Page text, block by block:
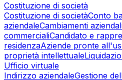
Costituzione di società
Costituzione di societàConto
aziendaleCambiamenti
commercialiCandidato e
residenzaAziende pronte
proprietà intellettuale
Ufficio virtuale
Indirizzo aziendaleGestione